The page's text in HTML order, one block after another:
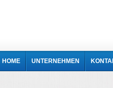
HOME UNTERNEHMEN